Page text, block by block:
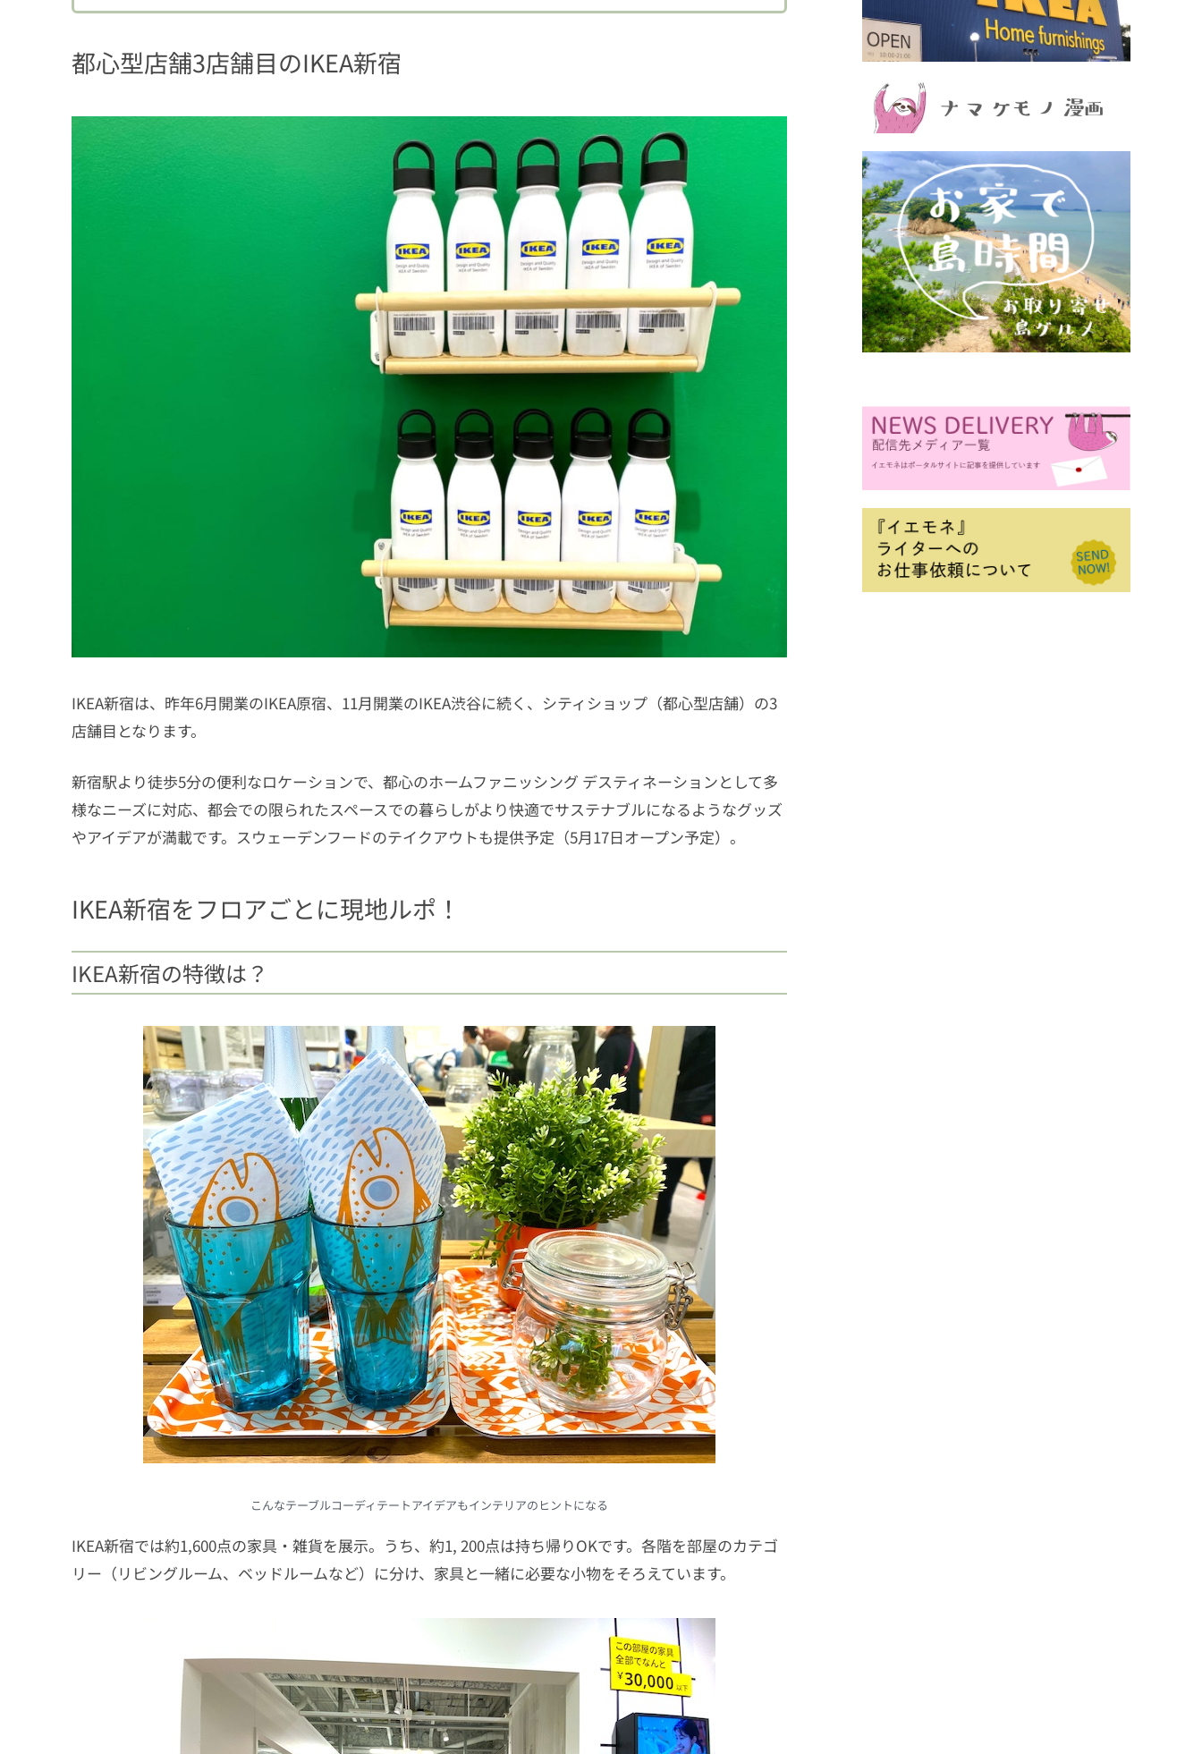
テリア雑貨
2.6B1 クッキング用品＆テーブル小物、キッチンアクセサリー、フード収納＆整理、スウ
ェーデンフード＆ドリンク
【IKEA新宿限定】プロのインテリアプラニングサービスが期間中無料！
都心型店舗3店舗目のIKEA新宿
IKEA新宿は、昨年6月開業のIKEA原宿、11月開業のIKEA渋谷に続く、シティショップ（都心型店舗）の3
店舗目となります。
新宿駅より徒歩5分の便利なロケーションで、都心のホームファニッシング デスティネーションとして多
様なニーズに対応、都会での限られたスペースでの暮らしがより快適でサステナブルになるようなグッズ
やアイデアが満載です。スウェーデンフードのテイクアウトも提供予定（5月17日オープン予定）。
IKEA新宿をフロアごとに現地ルポ！
IKEA新宿の特徴は？
こんなテーブルコーディテートアイデアもインテリアのヒントになる
IKEA新宿では約1,600点の家具・雑貨を展示。うち、約1, 200点は持ち帰りOKです。各階を部屋のカテゴ
リー（リビングルーム、ベッドルームなど）に分け、家具と一緒に必要な小物をそろえています。